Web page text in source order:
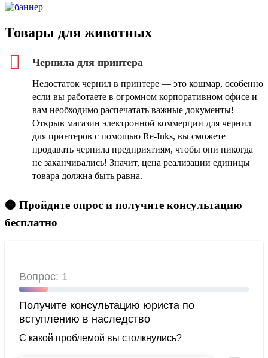
Товары для животных
Чернила для принтера
Недостаток чернил в принтере — это кошмар, особенно
если вы работаете в огромном корпоративном офисе и
вам необходимо распечатать важные документы!
Открыв магазин электронной коммерции для чернил
для принтеров с помощью Re-Inks, вы сможете
продавать чернила предприятиям, чтобы они никогда
не заканчивались! Значит, цена реализации единицы
товара должна быть равна.
🟠 Пройдите опрос и получите консультацию
бесплатно